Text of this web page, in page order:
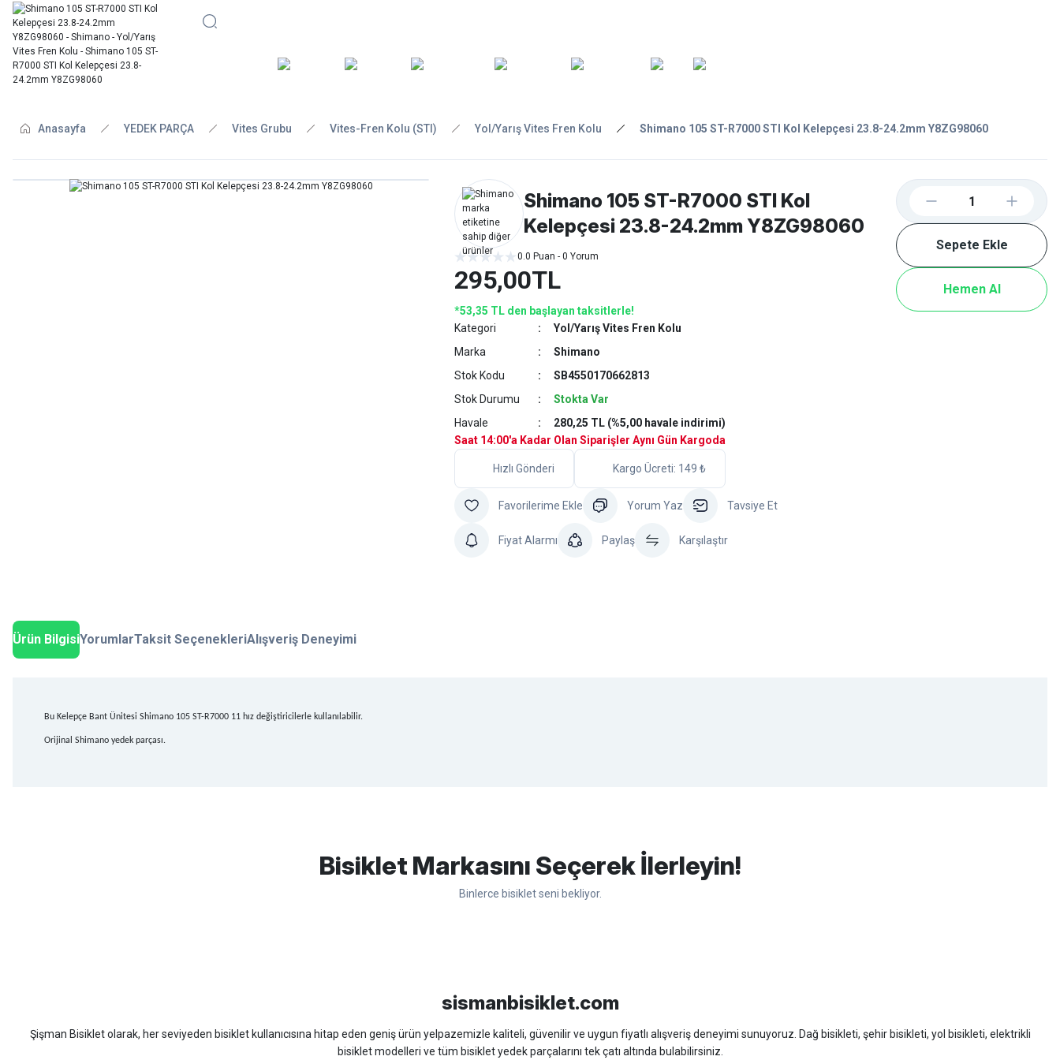
BİSİKLET AKSESUARLAR ASKI/TAŞIMA TAMİR/BAKIM GİYİM
Anasayfa YEDEK PARÇA Vites Grubu Vites-Fren Kolu (STI) Yol/Yarış Vites Fren Kolu Shimano 105 ST-R7000 STI Kol Kelepçesi 23.8-24.2mm Y8ZG98060
Shimano 105 ST-R7000 STI Kol
Kelepçesi 23.8-24.2mm Y8ZG98060
0.0 Puan - 0 Yorum
295,00TL
*53,35 TL den başlayan taksitlerle!
Kategori
Yol/Yarış Vites Fren Kolu
Marka
Shimano
Stok Kodu
SB4550170662813
Stok Durumu
Stokta Var
Havale
280,25 TL (%5,00 havale indirimi)
Saat 14:00'a Kadar Olan Siparişler Aynı Gün Kargoda
Hızlı Gönderi Kargo Ücreti: 149 ₺
Yorum Yaz Tavsiye Et
Fiyat Alarmı Paylaş Karşılaştır
Sepete Ekle
Hemen Al
Ürün BilgisiYorumlarTaksit SeçenekleriAlışveriş Deneyimi
Bu Kelepçe Bant Ünitesi Shimano 105 ST-R7000 11 hız değiştiricilerle kullanılabilir.
Orijinal Shimano yedek parçası.
Uygun olursa alacağım
Bisiklet Markasını Seçerek İlerleyin!
Binlerce bisiklet seni bekliyor.
sismanbisiklet.com
Şişman Bisiklet olarak, her seviyeden bisiklet kullanıcısına hitap eden geniş ürün yelpazemizle kaliteli, güvenilir ve uygun fiyatlı alışveriş deneyimi sunuyoruz. Dağ bisikleti, şehir bisikleti, yol bisikleti, elektrikli
bisiklet modelleri ve tüm bisiklet yedek parçalarını tek çatı altında bulabilirsiniz.